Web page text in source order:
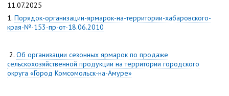
Инвест-площадка
Поиск
11.07.2025
1. Порядок-организации-ярмарок-на-территории-хабаровского-
края-№-153-пр-от-18.06.2010
2. Об организации сезонных ярмарок по продаже
сельскохозяйственной продукции на территории городского
округа «Город Комсомольск-на-Амуре»